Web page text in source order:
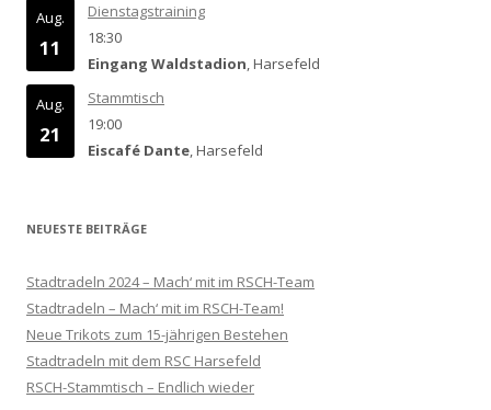
Aug.
11
Dienstagstraining
18:30
Eingang Waldstadion, Harsefeld
Aug.
21
Stammtisch
19:00
Eiscafé Dante, Harsefeld
NEUESTE BEITRÄGE
Stadtradeln 2024 – Mach‘ mit im RSCH-Team
Stadtradeln – Mach‘ mit im RSCH-Team!
Neue Trikots zum 15-jährigen Bestehen
Stadtradeln mit dem RSC Harsefeld
RSCH-Stammtisch – Endlich wieder